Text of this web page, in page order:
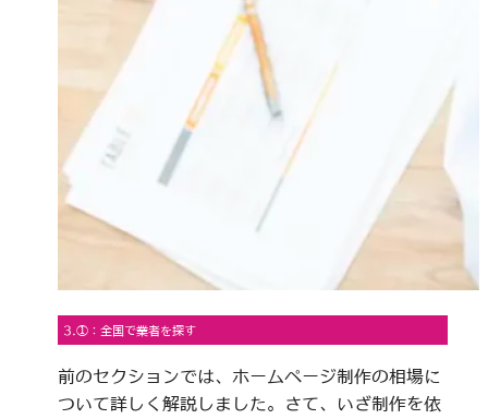
3.①：全国で業者を探す
前のセクションでは、ホームページ制作の相場に
ついて詳しく解説しました。さて、いざ制作を依